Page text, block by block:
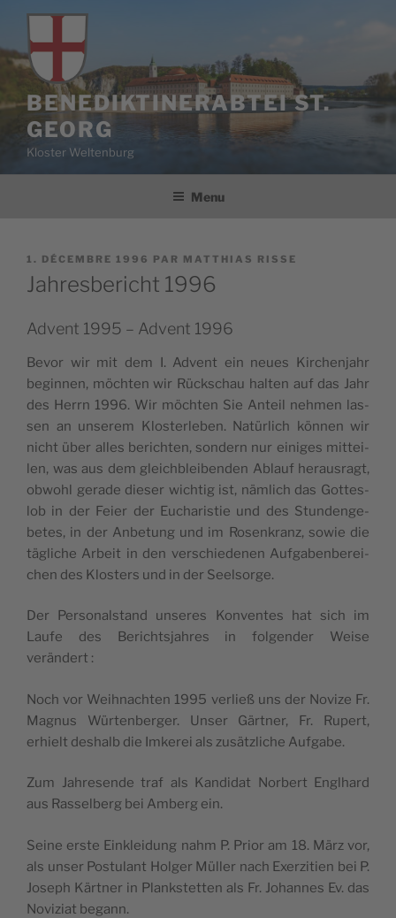
Aller
contenu
principal
BENEDIKTINERABTEI ST.
GEORG
Kloster Weltenburg
Menu
PUBLIÉ
LE
1. DÉCEMBRE 1996 PAR MATTHIAS RISSE
Jahresbericht 1996
Advent 1995 – Advent 1996
Bevor wir mit dem I. Advent ein neues Kir­chen­jahr
begin­nen, möch­ten wir Rück­schau hal­ten auf das Jahr
des Herrn 1996. Wir möch­ten Sie Anteil neh­men las­
sen an unse­rem Klos­ter­le­ben. Natür­lich kön­nen wir
nicht über alles berich­ten, son­dern nur einiges mit­tei­
len, was aus dem gleich­blei­ben­den Ablauf heraus­ragt,
obwohl gerade die­ser wich­tig ist, näm­lich das Got­tes­
lob in der Feier der Eucha­ris­tie und des Stun­den­ge­
betes, in der Anbe­tung und im Rosen­kranz, sowie die
tägliche Arbeit in den ver­schie­de­nen Auf­ga­ben­be­rei­
chen des Klos­ters und in der Seelsorge.
Der Per­so­nal­stand unseres Kon­ventes hat sich im
Laufe des Berichts­jahres in fol­gen­der Weise
verändert :
Noch vor Weih­nach­ten 1995 ver­ließ uns der Novize Fr.
Magnus Wür­ten­ber­ger. Unser Gärt­ner, Fr. Rupert,
erhielt deshalb die Imke­rei als zusätz­liche Aufgabe.
Zum Jah­re­sende traf als Kan­di­dat Nor­bert Engl­hard
aus Ras­sel­berg bei Amberg ein.
Seine erste Eink­lei­dung nahm P. Prior am 18. März vor,
als unser Pos­tu­lant Hol­ger Mül­ler nach Exer­zi­tien bei P.
Joseph Kärt­ner in Planks­tet­ten als Fr. Johannes Ev. das
Novi­ziat begann.